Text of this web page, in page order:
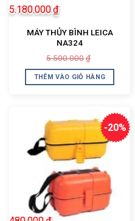
MÁY THỦY BÌNH LEICA
NA324
5.500.000 ₫
là:
5.500.000₫.
5.180.000₫
tại
là:
THÊM VÀO GIỎ HÀNG
-20%